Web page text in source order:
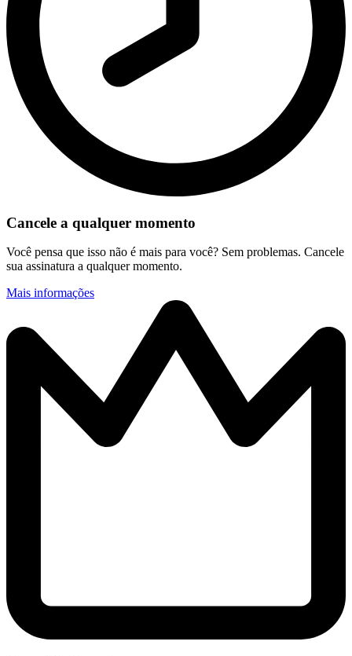
Cancele a qualquer momento
Você pensa que isso não é mais para você? Sem problemas. Cancele
sua assinatura a qualquer momento.
Mais informações